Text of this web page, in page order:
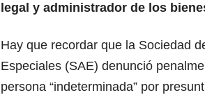
legal y administrador de los
Hay que recordar que la Sociedad
Especiales (SAE) denunció
persona “indeterminada” por